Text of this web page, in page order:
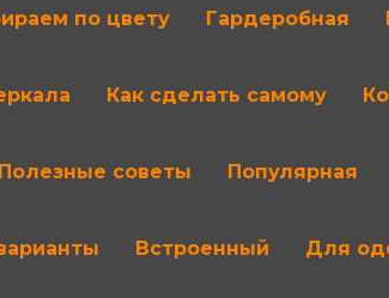
по цвету Гардеробная
Как сделать самому
Полезные советы Популярная
Встроенный Для